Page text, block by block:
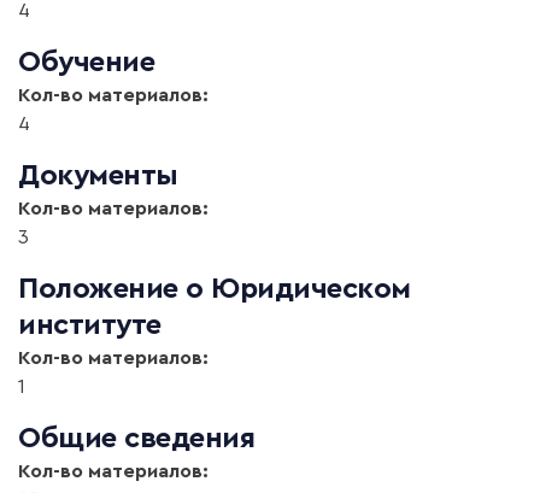
4
Обучение
Кол-во материалов:
4
Документы
Кол-во материалов:
3
Положение о Юридическом
институте
Кол-во материалов:
1
Общие сведения
Кол-во материалов: